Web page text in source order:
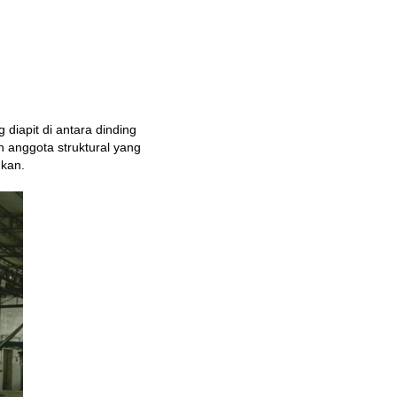
diapit di antara dinding
anggota struktural yang